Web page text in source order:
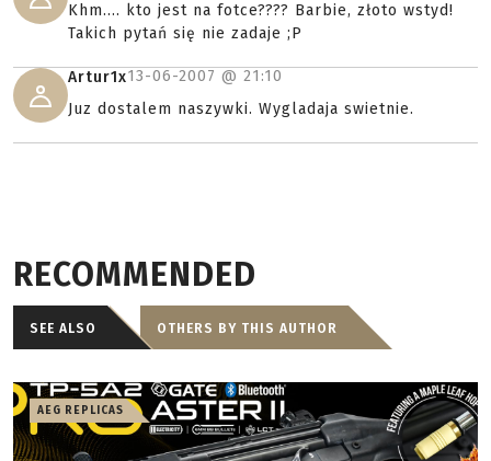
Khm.... kto jest na fotce???? Barbie, złoto wstyd!
Takich pytań się nie zadaje ;P
Artur1x13-06-2007 @ 21:10
Juz dostalem naszywki. Wygladaja swietnie.
RECOMMENDED
SEE ALSO OTHERS BY THIS AUTHOR
AEG REPLICAS